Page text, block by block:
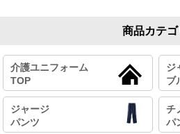
商品カテゴ
介護ユニフォーム
TOP
ジ
ブ
ジャージ
パンツ
チ
パ